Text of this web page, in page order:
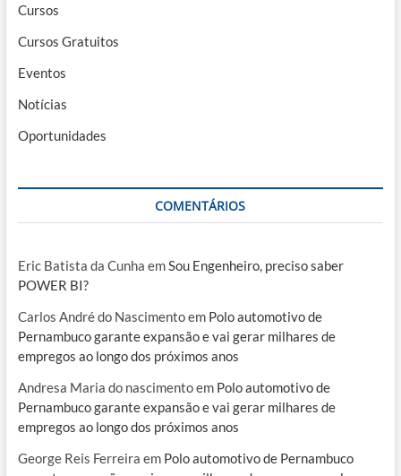
Cursos
Cursos Gratuitos
Eventos
Notícias
Oportunidades
COMENTÁRIOS
Eric Batista da Cunha emSou Engenheiro, preciso saber
POWER BI?
Carlos André do Nascimentoem Polo automotivo de
Pernambuco garante expansão e vai gerar milhares de
empregos ao longo dos próximos anos
Andresa Maria do nascimentoem Polo automotivo de
Pernambuco garante expansão e vai gerar milhares de
empregos ao longo dos próximos anos
George Reis Ferreira em Polo automotivo de Pernambuco